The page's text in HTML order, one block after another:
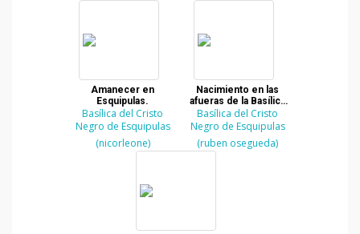
Amanecer en
Esquipulas.
Basílica del Cristo
Negro de Esquipulas
(nicorleone)
Nacimiento en las
afueras de la Basílica
del Cristo Negro de
Esquipulas
Basílica del Cristo
Negro de Esquipulas
(ruben osegueda)